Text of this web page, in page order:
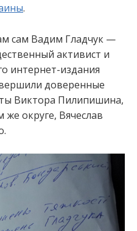
.
сам Вадим Гладчук —
активист и
интернет-издания
доверенные
Виктора Пилипишина,
округе, Вячеслав